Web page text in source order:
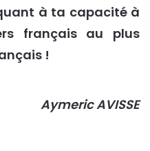
à ta capacité à
français au plus
!
Aymeric AVISSE